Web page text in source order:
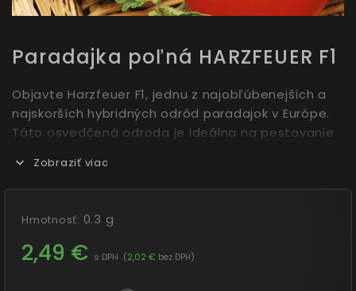
Paradajka poľná HARZFEUER F1
Objavte Harzfeuer F1, jednu z najobľúbenejších a
najskorších hybridných odrôd paradajok v Európe.
Táto osvedčená odroda je ideálna na pestovanie
úrodou stredne veľkých, sýtočervených plodov.
Zobraziť viac
Hmotnosť: 0.3 g
2,49 € s DPH (2,02 € bez DPH)